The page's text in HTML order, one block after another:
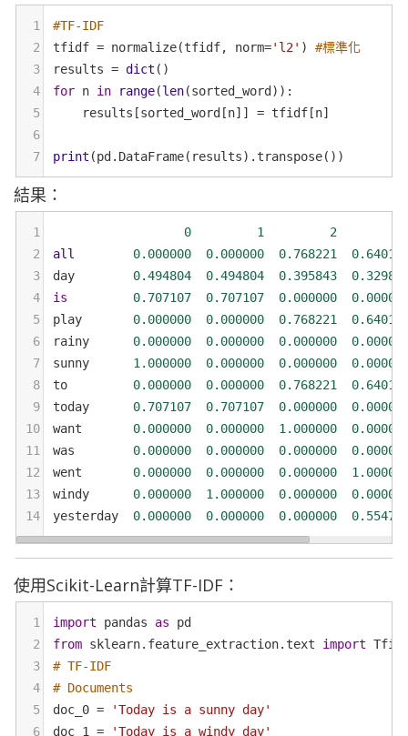
1
#TF-IDF
2
tfidf = normalize(tfidf, norm='l2' ) #標準化
3
results = dict ()
4
for n in range(len(sorted_word )):
5
results [sorted_word [n]] = tfidf [n]
6
7
print (pd . DataFrame( results). transpose())
結果：
1 0 1 2
2
all 0.000000 0.000000 0.768221
3
day 0.494804 0.494804 0.395843
4
is 0.707107 0.707107 0.000000
5
play 0.000000 0.000000 0.768221
6
rainy 0.000000 0.000000 0.000000
7
sunny 1.000000 0.000000 0.000000
8
to 0.000000 0.000000 0.768221
9
today 0.707107 0.707107 0.000000
10
want 0.000000 0.000000 1.000000
11
was 0.000000 0.000000 0.000000
12
went 0.000000 0.000000 0.000000
13
windy 0.000000 1.000000 0.000000
14
yesterday 0.000000 0.000000 0.000000
使用Scikit-Learn計算TF-IDF：
1 import pandas as
pd
2
from sklearn. feature_extraction. text import
3
# TF-IDF
4
# Documents
5
doc_0 =
'Today is a sunny day'
6
doc_1 =
'Today is a windy day'